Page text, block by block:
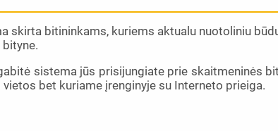
skirta bitininkams, kuriems aktualu nuotoliniu
sistema jūs prisijungiate prie skaitmeninės
bet kuriame įrenginyje su Interneto prieiga.